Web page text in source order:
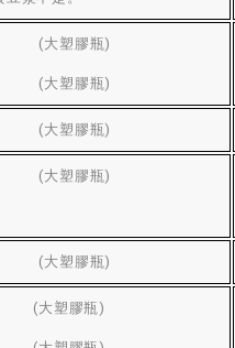
(大塑膠瓶)
(大塑膠瓶)
(大塑膠瓶)
(大塑膠瓶)
(大塑膠瓶)
豆 (大塑膠瓶)